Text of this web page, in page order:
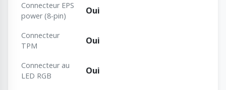
Connecteur EPS
power (8-pin)
Oui
Connecteur
TPM
Oui
Connecteur au
LED RGB
Oui